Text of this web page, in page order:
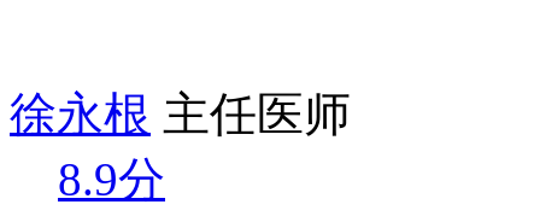
徐永根 主任医师
8.9分